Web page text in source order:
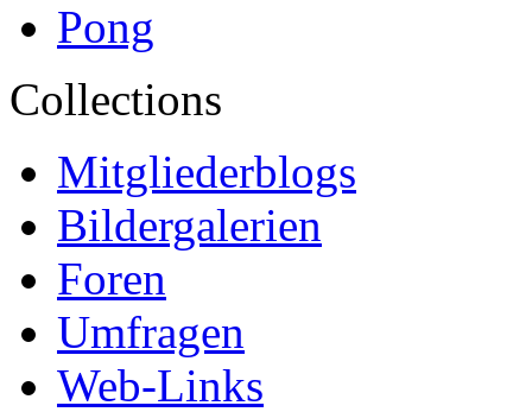
Pong
Collections
Mitgliederblogs
Bildergalerien
Foren
Umfragen
Web-Links